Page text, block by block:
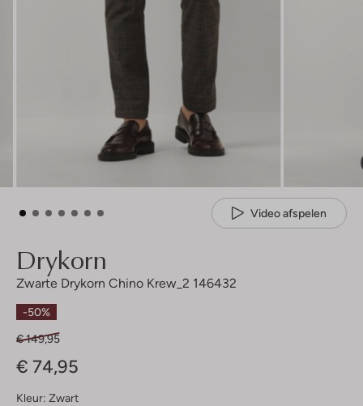
Video afspelen
Drykorn
Zwarte Drykorn Chino Krew_2 146432
-50%
€ 149,95
€ 74,95
Kleur: Zwart